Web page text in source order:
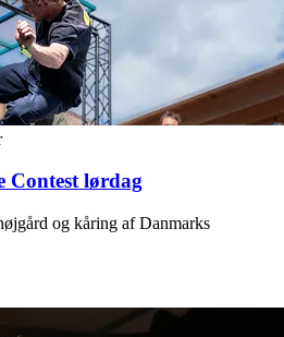
Contest lørdag
og kåring af Danmarks